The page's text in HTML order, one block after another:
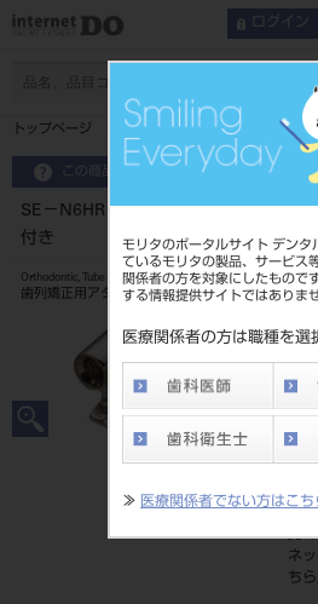
モリタのポータルサイト デンタ
ているモリタの製品、サービス
関係者の方を対象にしたもので
する情報提供サイトではありませ
医療関係者の方は職種を選
≫ 医療関係者でない方はこち
ログイン
トップページ SE－N6HR シングル
この商品に関するお問い合わせ
SE－N6HR シングルチュ
付き
Orthodontic, Tube
歯列矯正用アタッチメント
品
標
価格
覧
ネ
ちら